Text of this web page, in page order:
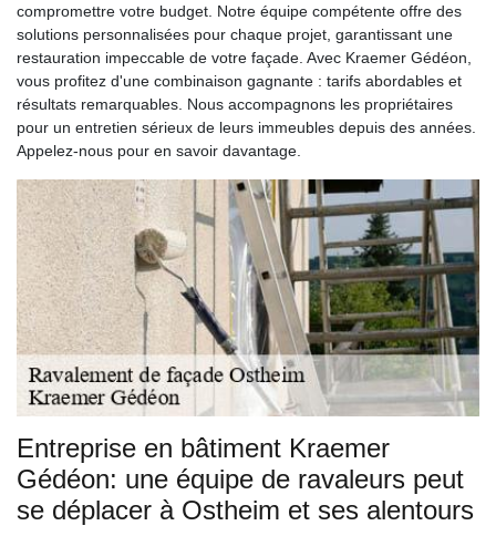
compromettre votre budget. Notre équipe compétente offre des
solutions personnalisées pour chaque projet, garantissant une
restauration impeccable de votre façade. Avec Kraemer Gédéon,
vous profitez d'une combinaison gagnante : tarifs abordables et
résultats remarquables. Nous accompagnons les propriétaires
pour un entretien sérieux de leurs immeubles depuis des années.
Appelez-nous pour en savoir davantage.
Entreprise en bâtiment Kraemer
Gédéon: une équipe de ravaleurs peut
se déplacer à Ostheim et ses alentours